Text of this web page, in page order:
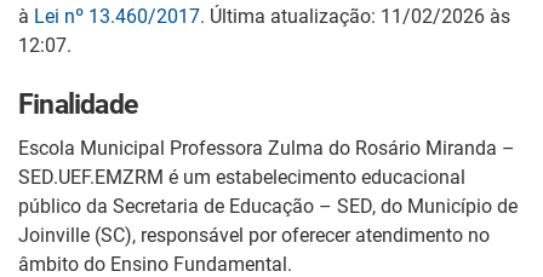
à Lei nº 13.460/2017. Última atualização: 11/02/2026 às
12:07.
Finalidade
Escola Municipal Professora Zulma do Rosário Miranda –
SED.UEF.EMZRM é um estabelecimento educacional
público da Secretaria de Educação – SED, do Município de
Joinville (SC), responsável por oferecer atendimento no
âmbito do Ensino Fundamental.